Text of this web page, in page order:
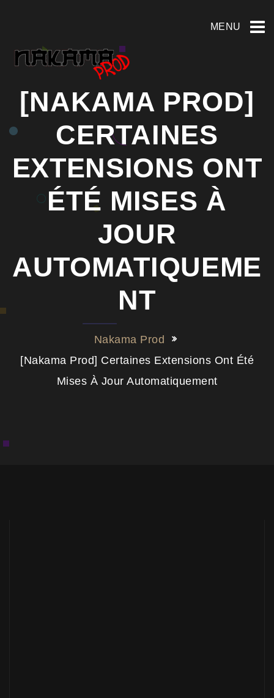
MENU
[NAKAMA PROD]
CERTAINES
EXTENSIONS ONT
ÉTÉ MISES À
JOUR
AUTOMATIQUEME
NT
Nakama Prod
[Nakama Prod] Certaines Extensions Ont Été
Mises À Jour Automatiquement